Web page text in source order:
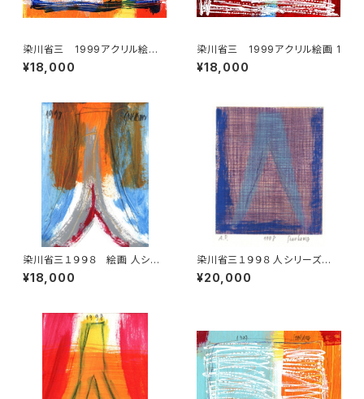
染川省三 1999アクリル絵画
5
¥18,000
染川省三 1999アクリル絵画 1
¥18,000
染川省三１９９８ 絵画 人シリ
ーズ １
¥18,000
染川省三１９９８ 人シリーズ版
画 1
¥20,000